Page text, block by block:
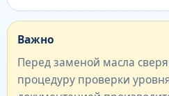
Важно
Перед заменой масла
процедуру проверки